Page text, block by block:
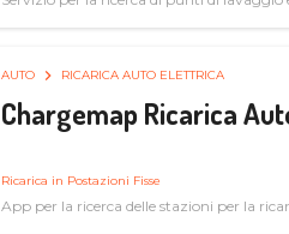
AUTO RICARICA AUTO ELETTRICA
Chargemap Ricarica
Ricarica in Postazioni Fisse
App per la ricerca delle stazioni per la